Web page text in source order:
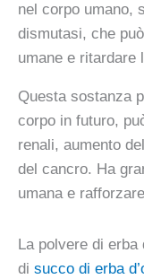
nel corpo umano,
dismutasi, che
umane e ritardare
Questa sostanza
corpo in futuro,
renali, aumento
del cancro. Ha
umana e
La polvere di erba
di succo di erba